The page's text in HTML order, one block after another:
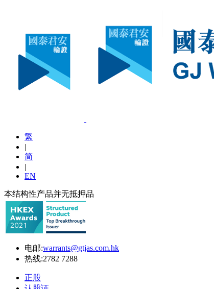
繁
|
简
|
EN
本结构性产品并无抵押品
电邮:warrants@gtjas.com.hk
热线:2782 7288
正股